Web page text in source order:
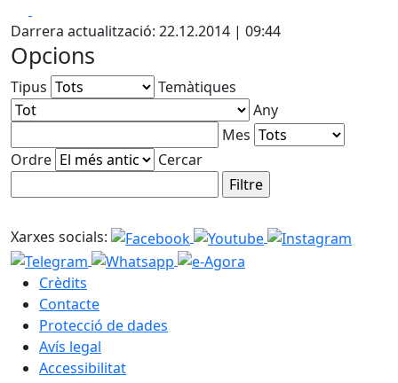
Darrera actualització: 22.12.2014 | 09:44
Opcions
Tipus
Temàtiques
Any
Mes
Ordre
Cercar
Xarxes socials:
Crèdits
Contacte
Protecció de dades
Avís legal
Accessibilitat